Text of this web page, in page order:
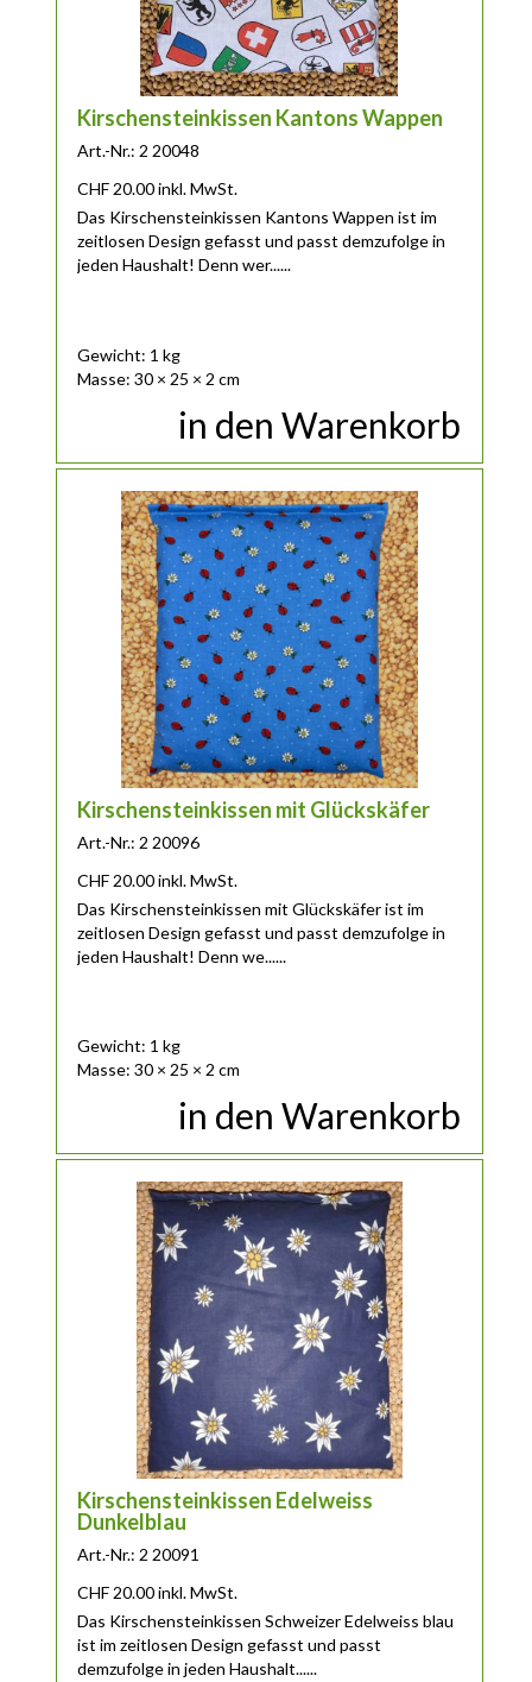
Kirschensteinkissen Kantons Wappen
Art.-Nr.: 2 20048
CHF 20.00 inkl. MwSt.
Das Kirschensteinkissen Kantons Wappen ist im
zeitlosen Design gefasst und passt demzufolge in
jeden Haushalt! Denn wer......
Gewicht: 1 kg
Masse: 30 × 25 × 2 cm
in den Warenkorb
Kirschensteinkissen mit Glückskäfer
Art.-Nr.: 2 20096
CHF 20.00 inkl. MwSt.
Das Kirschensteinkissen mit Glückskäfer ist im
zeitlosen Design gefasst und passt demzufolge in
jeden Haushalt! Denn we......
Gewicht: 1 kg
Masse: 30 × 25 × 2 cm
in den Warenkorb
Kirschensteinkissen Edelweiss
Dunkelblau
Art.-Nr.: 2 20091
CHF 20.00 inkl. MwSt.
Das Kirschensteinkissen Schweizer Edelweiss blau
ist im zeitlosen Design gefasst und passt
demzufolge in jeden Haushalt......